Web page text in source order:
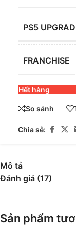
PS5
FRANCHISE
Hết hàng
So sánh
Chia sẻ:
Mô tả
Đánh giá (17)
Sản phẩm